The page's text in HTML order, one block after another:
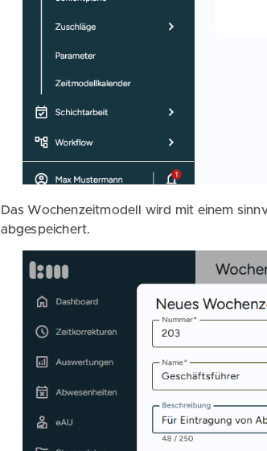
Das Wochenzeitmodell wird mit einem
abgespeichert.